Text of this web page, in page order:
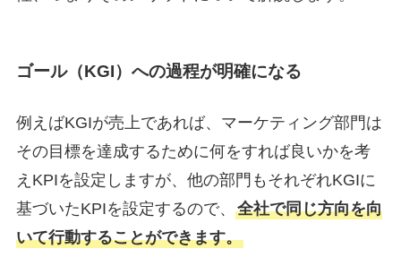
ゴール（KGI）への過程が明確になる
例えばKGIが売上であれば、マーケティング部門は
その目標を達成するために何をすれば良いかを考
えKPIを設定しますが、他の部門もそれぞれKGIに
基づいたKPIを設定するので、 全社で同じ方向を向
いて行動することができます。